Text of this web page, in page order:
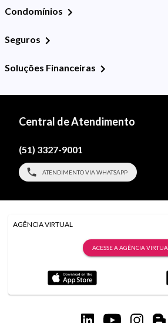
Condomínios
Seguros
Soluções Financeiras
Central de Atendimento
(51) 3327-9001
ATENDIMENTO VIA WHATSAPP
AGÊNCIA VIRTUAL
ACESSE A AGÊNCIA